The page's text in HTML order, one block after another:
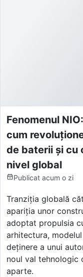
Fenomenul
cum
de baterii și cu
nivel global
Publicat acum o zi
Tranziția globală
apariția unor
adoptat propulsia
arhitectura,
deținere a unui
noul val tehnologic
aparte.